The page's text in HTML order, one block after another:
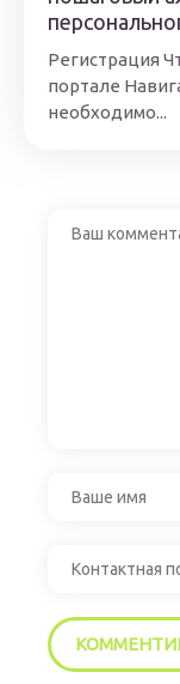
Регистрация
портале
необходимо...